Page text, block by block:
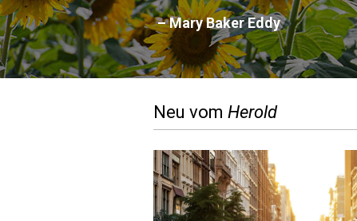
– Mary Baker Eddy
Neu vom Herold